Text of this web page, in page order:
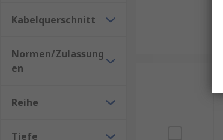
Kabelquerschnitt
Normen/Zulassung
en
Reihe
Tiefe